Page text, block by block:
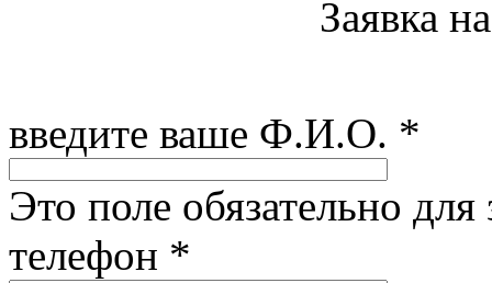
Заявка
введите ваше Ф.И.О. *
Это поле обязательно для
телефон *